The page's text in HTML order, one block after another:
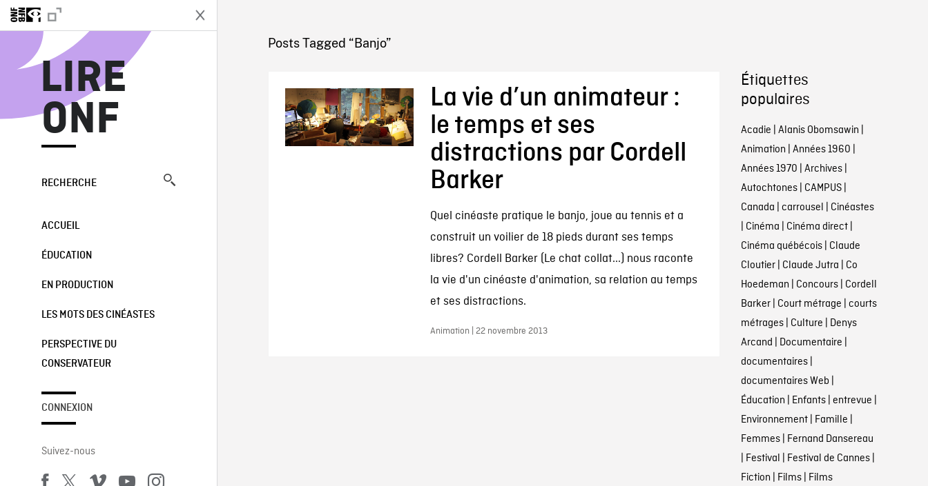
LIRE
ONF
RECHERCHE
ACCUEIL
ÉDUCATION
EN PRODUCTION
LES MOTS DES CINÉASTES
PERSPECTIVE DU
CONSERVATEUR
CONNEXION
Suivez-nous
LIRE ONF
Posts Tagged “Banjo”
La vie d’un animateur :
le temps et ses
distractions par Cordell
Barker
Quel cinéaste pratique le banjo, joue au tennis et a
construit un voilier de 18 pieds durant ses temps
libres? Cordell Barker (Le chat collat...) nous raconte
la vie d'un cinéaste d'animation, sa relation au temps
et ses distractions.
Animation | 22 novembre 2013
Étiquettes
populaires
Acadie | Alanis Obomsawin |
Animation | Années 1960 |
Années 1970 | Archives|
Autochtones| CAMPUS|
Canada | carrousel | Cinéastes
| Cinéma | Cinéma direct|
Cinéma québécois| Claude
Cloutier| Claude Jutra | Co
Hoedeman | Concours| Cordell
Barker| Court métrage | courts
métrages| Culture | Denys
Arcand | Documentaire |
documentaires|
documentaires Web |
Éducation | Enfants| entrevue |
Environnement| Famille |
Femmes| Fernand Dansereau
| Festival | Festival de Cannes|
Fiction | Films| Films